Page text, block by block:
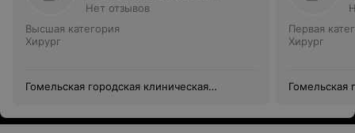
Нет отзывов
Высшая категория
Хирург
Гомельская городская клиническая
Первая
Хирург
Гомельская